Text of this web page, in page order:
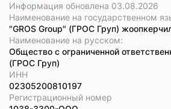
Информация обновлена 03.08.2026
Наименование на государственном
"GROS Group" (ГРОС Груп)
Наименование на русском:
Общество с ограниченной
(ГРОС Груп)
ИНН
02305200810197
Регистрационный номер